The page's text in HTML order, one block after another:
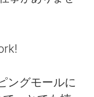
ングモールに